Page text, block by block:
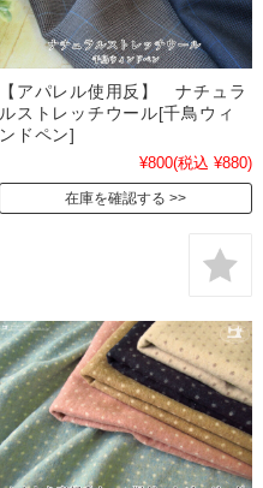
【アパレル使用反】 ナチュラ
ルストレッチウール[千鳥ウィ
ンドペン]
¥800(税込 ¥880)
在庫を確認する